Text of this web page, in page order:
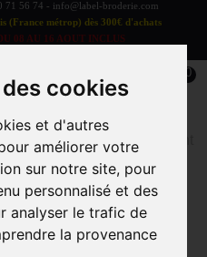
cookies
et d'autres
améliorer votre
sur notre site, pour
personnalisé et des
analyser le trafic de
la provenance
71 56 74 - info@label-broderie.com
(France métrop) dès 300€ d'achats
08 AU 16 AOUT INCLUS
0
Enfant/Bébé Poncho enfant
Douceur et